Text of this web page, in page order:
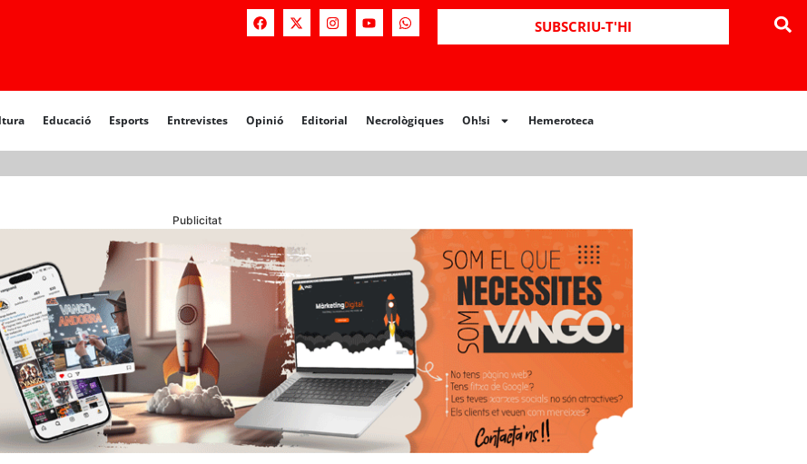
SUBSCRIU-T'HI
Educació Esports Entrevistes Opinió Editorial Necrològiques Oh!si Hemeroteca
Opinió Editorial Necrològiques Hemeroteca
Publicitat